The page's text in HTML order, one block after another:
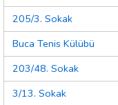
205/3. Sokak
Buca Tenis Külübü
203/48. Sokak
3/13. Sokak